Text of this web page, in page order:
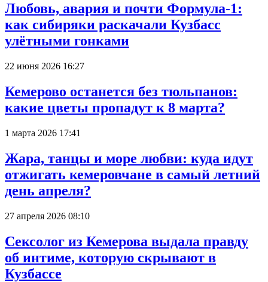
Любовь, авария и почти Формула-1:
как сибиряки раскачали Кузбасс
улётными гонками
22 июня 2026 16:27
Кемерово останется без тюльпанов:
какие цветы пропадут к 8 марта?
1 марта 2026 17:41
Жара, танцы и море любви: куда идут
отжигать кемеровчане в самый летний
день апреля?
27 апреля 2026 08:10
Сексолог из Кемерова выдала правду
об интиме, которую скрывают в
Кузбассе